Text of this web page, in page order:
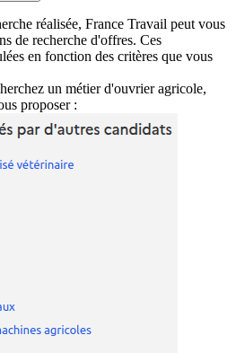
réalisée, France Travail peut vous
de recherche d'offres. Ces
en fonction des critères que vous
un métier d'ouvrier agricole,
proposer :